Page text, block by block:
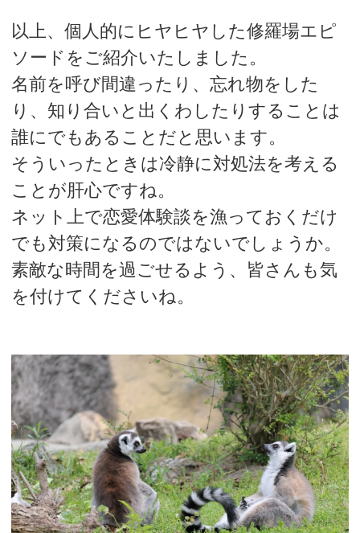
以上、個人的にヒヤヒヤした修羅場エピ
ソードをご紹介いたしました。
名前を呼び間違ったり、忘れ物をした
り、知り合いと出くわしたりすることは
誰にでもあることだと思います。
そういったときは冷静に対処法を考える
ことが肝心ですね。
ネット上で恋愛体験談を漁っておくだけ
でも対策になるのではないでしょうか。
素敵な時間を過ごせるよう、皆さんも気
を付けてくださいね。